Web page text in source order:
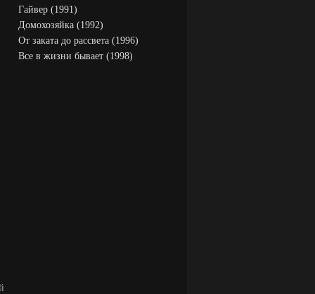
Гайвер (1991)
Домохозяйка (1992)
От заката до рассвета (1996)
Все в жизни бывает (1998)